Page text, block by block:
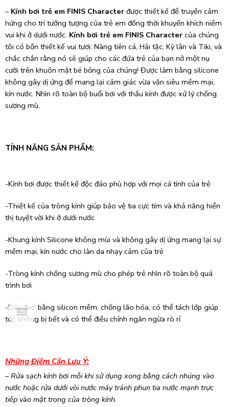
– Kính bơi trẻ em FINIS Character được thiết kế để truyền cảm
hứng cho trí tưởng tượng của trẻ em đồng thời khuyến khích niềm
vui khi ở dưới nước. Kính bơi trẻ em FINIS Character của chúng
tôi có bốn thiết kế vui tươi; Nàng tiên cá, Hải tặc, Kỳ lân và Tiki, và
chắc chắn rằng nó sẽ giúp cho các đứa trẻ của bạn nở một nụ
cười trên khuôn mặt bé bỏng của chúng! Được làm bằng silicone
không gây dị ứng để mang lại cảm giác vừa vặn siêu mềm mại,
kín nước. Nhìn rõ toàn bộ buổi bơi với thấu kính được xử lý chống
sương mù.
TÍNH NĂNG SẢN PHẨM:
-Kính bơi được thiết kế độc đáo phù hợp với mọi cá tính của trẻ
-Thiết kế của tròng kính giúp bảo vệ tia cực tím và khả năng hiển
thị tuyệt vời khi ở dưới nước
-Khung kính Silicone không mùi và không gây dị ứng mang lại sự
mềm mại, kín nước cho làn da nhạy cảm của trẻ
-Tròng kính chống sương mù cho phép trẻ nhìn rõ toàn bộ quá
trình bơi
-Dây đeo bằng silicon mềm, chống lão hóa, có thể tách lớp giúp
tóc không bị bết và có thể điều chỉnh ngăn ngừa rò rỉ
Những Điểm Cần Lưu Ý:
– Rửa sạch kính bơi mỗi khi sử dụng xong bằng cách nhúng vào
nước hoặc rửa dưới vòi nước máy tránh phun tia nước mạnh trực
tiếp vào mặt trong của tròng kính.